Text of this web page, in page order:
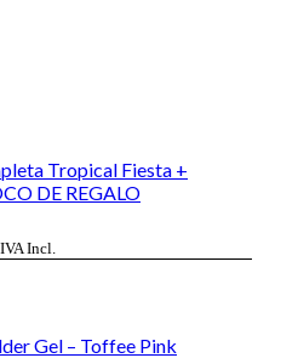
Tropical Fiesta +
DE REGALO
IVA Incl.
Gel – Toffee Pink